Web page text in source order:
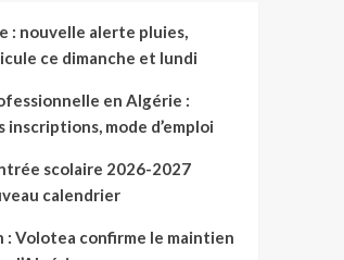
: nouvelle alerte pluies,
ce dimanche et lundi
en Algérie :
mode d’emploi
scolaire 2026-2027
calendrier
: Volotea confirme le maintien